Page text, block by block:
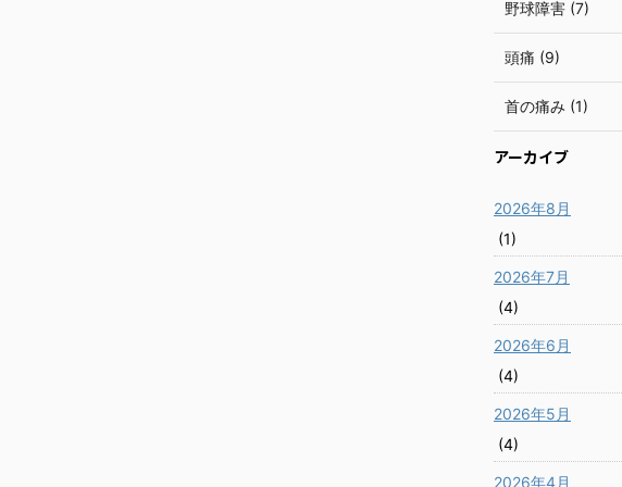
野球障害 (7)
頭痛 (9)
首の痛み (1)
アーカイブ
2026年8月
(1)
2026年7月
(4)
2026年6月
(4)
2026年5月
(4)
2026年4月